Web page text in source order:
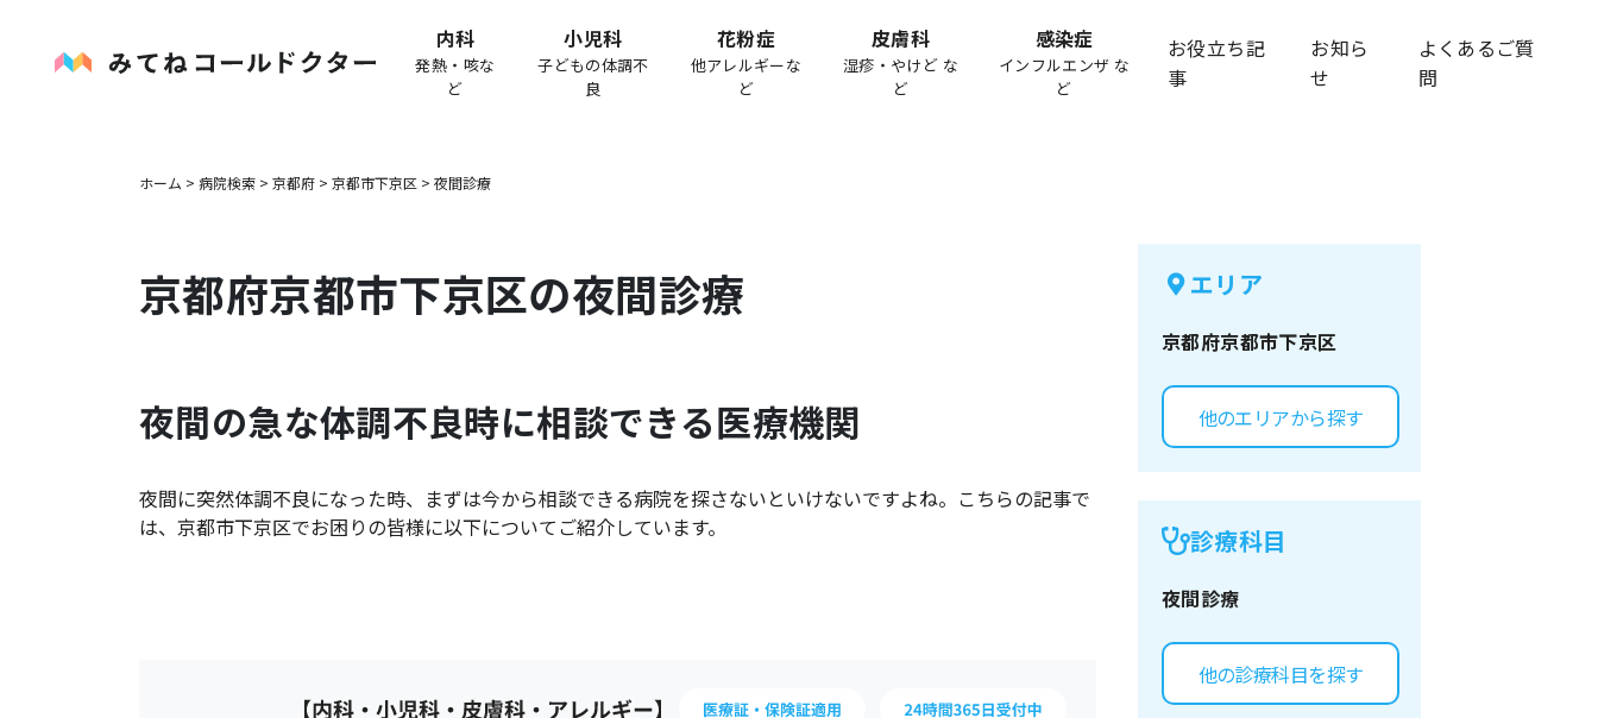
内科
発熱・咳な
ど
小児科
子どもの体調不
良
花粉症
他アレルギーな
ど
皮膚科
湿疹・やけど な
ど
感染症
インフルエンザ な
ど
お役立ち記
事
お知ら
せ
よくあるご質
問
ホーム > 病院検索 > 京都府 > 京都市下京区 > 夜間診療
京都府京都市下京区の夜間診療
夜間の急な体調不良時に相談できる医療機関
夜間に突然体調不良になった時、まずは今から相談できる病院を探さないといけないですよね。こちらの記事で
は、 京都市下京区でお困りの皆様に以下についてご紹介しています。
エリア
京都府京都市下京区
他のエリアから探す
診療科目
夜間診療
他の診療科目を探す